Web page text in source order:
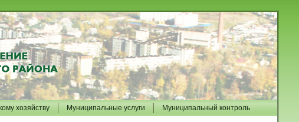
хозяйству Муниципальные услуги Муниципальный контроль